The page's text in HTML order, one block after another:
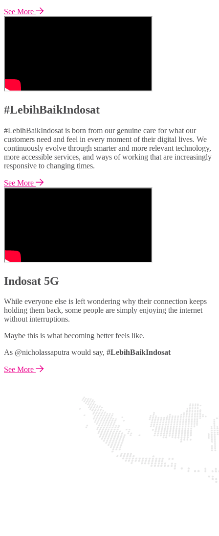
See More
#LebihBaikIndosat
#LebihBaikIndosat is born from our genuine care for what our
customers need and feel in every moment of their digital lives. We
continuously evolve through smarter and more relevant technology,
more accessible services, and ways of working that are increasingly
responsive to changing times.
See More
Indosat 5G
While everyone else is left wondering why their connection keeps
holding them back, some people are simply enjoying the internet
without interruptions.
Maybe this is what becoming better feels like.
As @nicholassaputra would say, #LebihBaikIndosat
See More